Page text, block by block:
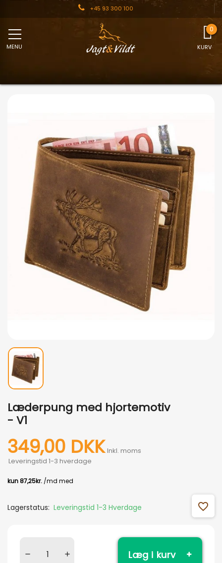
+45 93 300 100
KURV
MENU
Læderpung med hjortemotiv
- V1
349,00 DKK Inkl. moms
Leveringstid 1-3 hverdage
Lagerstatus: Leveringstid 1-3 Hverdage favorite_outline
Læg i kurv